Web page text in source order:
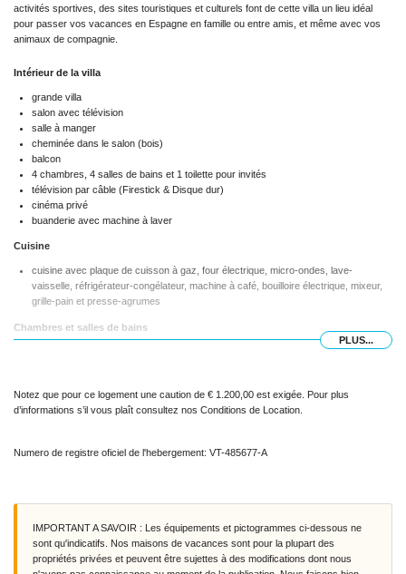
activités sportives, des sites touristiques et culturels font de cette villa un lieu idéal
pour passer vos vacances en Espagne en famille ou entre amis, et même avec vos
animaux de compagnie.
Intérieur de la villa
grande villa
salon avec télévision
salle à manger
cheminée dans le salon (bois)
balcon
4 chambres, 4 salles de bains et 1 toilette pour invités
télévision par câble (Firestick & Disque dur)
cinéma privé
buanderie avec machine à laver
Cuisine
cuisine avec plaque de cuisson à gaz, four électrique, micro-ondes, lave-
vaisselle, réfrigérateur-congélateur, machine à café, bouilloire électrique, mixeur,
grille-pain et presse-agrumes
Chambres et salles de bains
4 chambres climatisées, chacune avec un lit double et salle de bains en suite
2 salles de bains en suite, chacune avec lavabo simple, douche et toilette
grand terrain
douche extérieure
espace salon et salle à manger en plein air
5 places de parking privées
PLUS...
Notez que pour ce logement une caution de € 1.200,00 est exigée. Pour plus
d’informations s’il vous plaît consultez nos Conditions de Location.
Numero de registre oficiel de l'hebergement: VT-485677-A
IMPORTANT A SAVOIR : Les équipements et pictogrammes ci-dessous ne
sont qu'indicatifs. Nos maisons de vacances sont pour la plupart des
propriétés privées et peuvent être sujettes à des modifications dont nous